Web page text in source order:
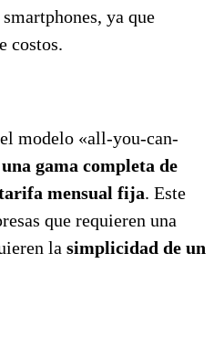
ya que
costos.
modelo «all-you-can-
una gama completa de
mensual fija. Este
que requieren una
la simplicidad de un